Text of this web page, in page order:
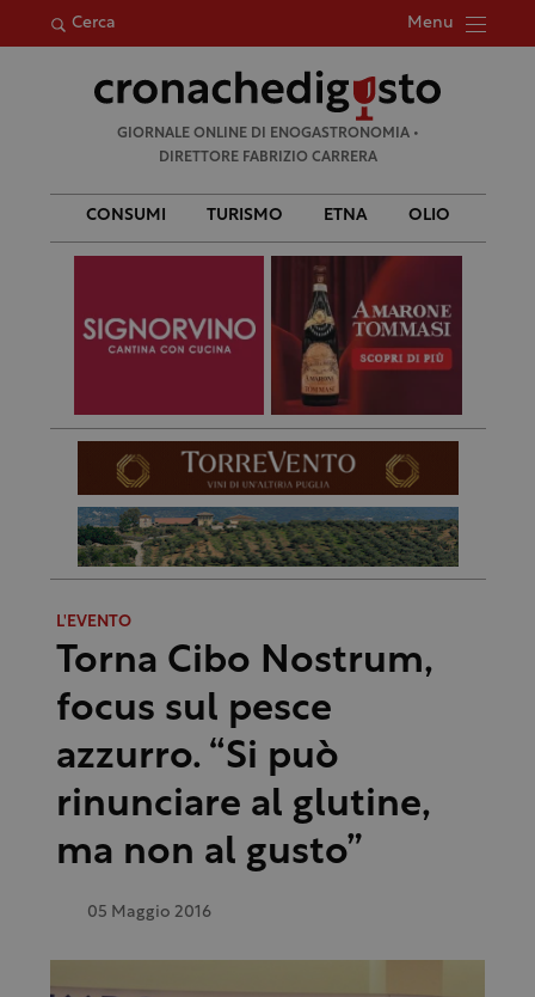
Cerca Menu
per:
GIORNALE ONLINE DI ENOGASTRONOMIA •
DIRETTORE FABRIZIO CARRERA
CONSUMI TURISMO ETNA OLIO
L'EVENTO
Torna Cibo Nostrum,
focus sul pesce
azzurro. “Si può
rinunciare al glutine,
ma non al gusto”
05 Maggio 2016